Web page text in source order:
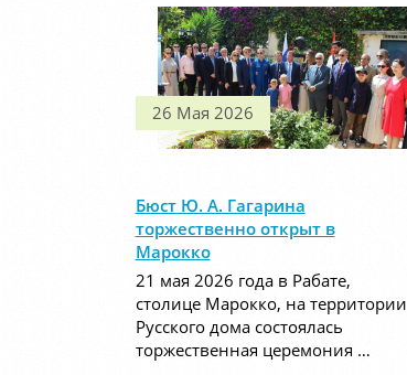
26 Мая 2026
Бюст Ю. А. Гагарина
торжественно открыт в
Марокко
21 мая 2026 года в Рабате,
столице Марокко, на территории
Русского дома состоялась
торжественная церемония …